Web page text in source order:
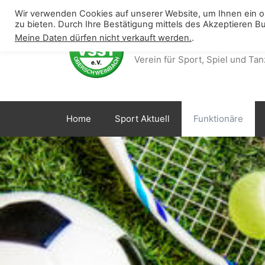
content
VSST
Verein für Sport, Spiel und
Home Sport Aktuell Funktionäre
Wir verwenden Cookies auf unserer Website, um Ihnen
zu bieten. Durch Ihre Bestätigung mittels des Akzeptieren
Meine Daten dürfen nicht verkauft werden..